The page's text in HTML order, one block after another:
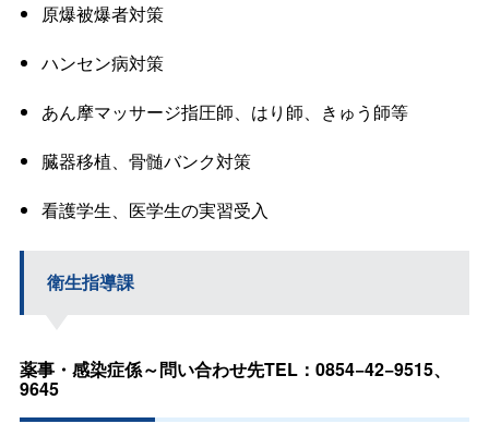
原爆被爆者対策
ハンセン病対策
あん摩マッサージ指圧師、はり師、きゅう師等
臓器移植、骨髄バンク対策
看護学生、医学生の実習受入
衛生指導課
薬事・感染症係～問い合わせ先TEL：0854−42−9515、
9645